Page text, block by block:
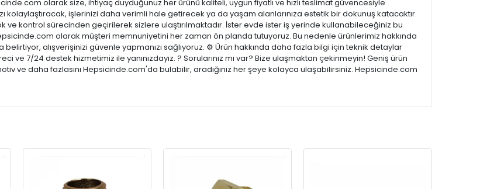
olarak size, ihtiyaç duyduğunuz her ürünü kaliteli, uygun fiyatlı ve hızlı teslimat güvencesiyle
kolaylaştıracak, işlerinizi daha verimli hale getirecek ya da yaşam alanlarınıza estetik bir dokunuş katacaktır.
ve kontrol sürecinden geçirilerek sizlere ulaştırılmaktadır. İster evde ister iş yerinde kullanabileceğiniz bu
Hepsicinde.com olarak müşteri memnuniyetini her zaman ön planda tutuyoruz. Bu nedenle ürünlerimiz hakkında
alışverişinizi güvenle yapmanızı sağlıyoruz. ⚙️ Ürün hakkında daha fazla bilgi için teknik detaylar
ve 7/24 destek hizmetimiz ile yanınızdayız. ? Sorularınız mı var? Bize ulaşmaktan çekinmeyin! Geniş ürün
ve daha fazlasını Hepsicinde.com'da bulabilir, aradığınız her şeye kolayca ulaşabilirsiniz. Hepsicinde.com